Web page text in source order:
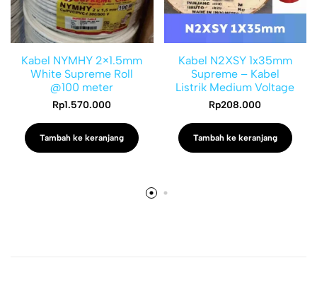
Kabel NYMHY 2×1.5mm
White Supreme Roll
@100 meter
Rp1.570.000
Tambah ke keranjang
Kabel N2XSY 1x35mm
Supreme – Kabel
Listrik Medium Voltage
Rp208.000
Tambah ke keranjang